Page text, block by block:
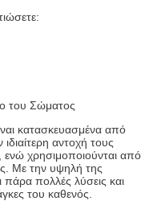
του Σώματος
κατασκευασμένα από
αντοχή τους
ενώ χρησιμοποιούνται από
Με την υψηλή της
πάρα πολλές λύσεις και
του καθενός.